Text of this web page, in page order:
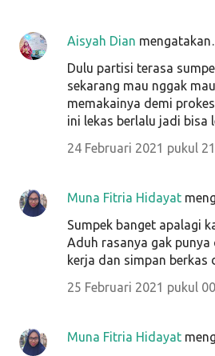
Aisyah Dian
Dulu partisi terasa
sekarang mau nggak
memakainya demi
ini lekas berlalu jadi bisa
24 Februari 2021 pukul
Muna Fitria Hidayat
Sumpek banget apalagi
Aduh rasanya gak
kerja dan simpan berkas
25 Februari 2021 pukul
Muna Fitria Hidayat